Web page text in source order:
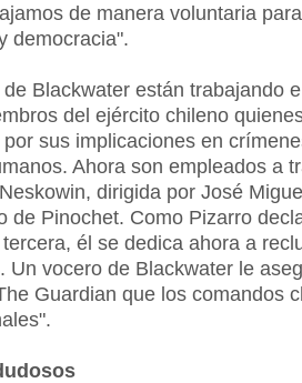
de manera voluntaria
democracia".
Blackwater están trabajando
del ejército chileno
sus implicaciones en
Ahora son empleados a
dirigida por José
de Pinochet. Como Pizarro
él se dedica ahora a
Un vocero de Blackwater le
Guardian que los comandos